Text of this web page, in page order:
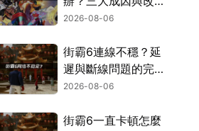
對策！
2026-08-06
街霸6連線不穩？延
遲與斷線問題的完整
解決指南！
2026-08-06
街霸6一直卡頓怎麼